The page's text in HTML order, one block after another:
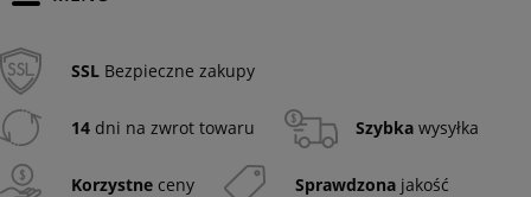
SSL Bezpieczne zakupy
14 dni na zwrot towaru Szybka wysyłka
Korzystne ceny Sprawdzona jakość